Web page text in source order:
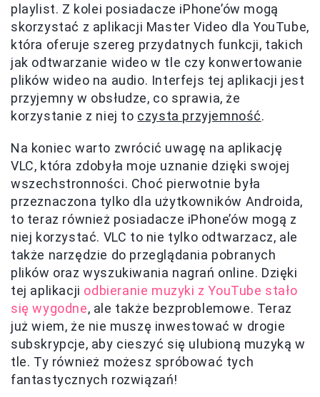
playlist. Z kolei posiadacze iPhone’ów mogą
skorzystać z aplikacji Master Video dla YouTube,
która oferuje szereg przydatnych funkcji, takich
jak odtwarzanie wideo w tle czy konwertowanie
plików wideo na audio. Interfejs tej aplikacji jest
przyjemny w obsłudze, co sprawia, że
korzystanie z niej to czysta przyjemność.
Na koniec warto zwrócić uwagę na aplikację
VLC, która zdobyła moje uznanie dzięki swojej
wszechstronności. Choć pierwotnie była
przeznaczona tylko dla użytkowników Androida,
to teraz również posiadacze iPhone’ów mogą z
niej korzystać. VLC to nie tylko odtwarzacz, ale
także narzędzie do przeglądania pobranych
plików oraz wyszukiwania nagrań online. Dzięki
tej aplikacji odbieranie muzyki z YouTube stało
się wygodne, ale także bezproblemowe. Teraz
już wiem, że nie muszę inwestować w drogie
subskrypcje, aby cieszyć się ulubioną muzyką w
tle. Ty również możesz spróbować tych
fantastycznych rozwiązań!